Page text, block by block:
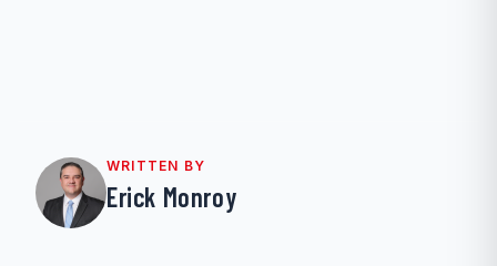
WRITTEN BY
Erick Monroy